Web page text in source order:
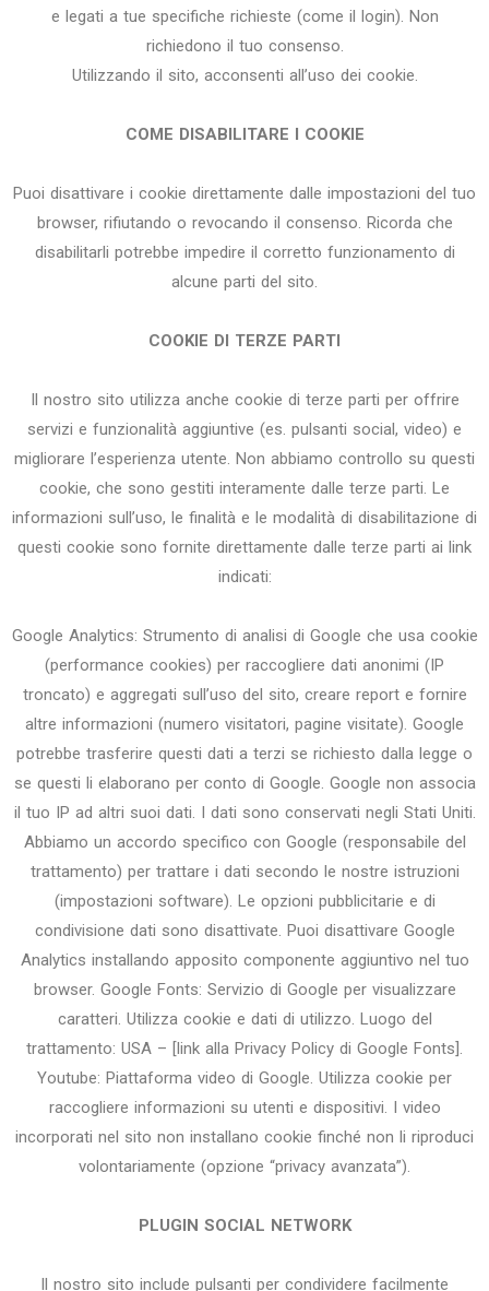
e legati a tue specifiche richieste (come il login). Non
richiedono il tuo consenso.
Utilizzando il sito, acconsenti all’uso dei cookie.
COME DISABILITARE I COOKIE
Puoi disattivare i cookie direttamente dalle impostazioni del tuo
browser, rifiutando o revocando il consenso. Ricorda che
disabilitarli potrebbe impedire il corretto funzionamento di
alcune parti del sito.
COOKIE DI TERZE PARTI
Il nostro sito utilizza anche cookie di terze parti per offrire
servizi e funzionalità aggiuntive (es. pulsanti social, video) e
migliorare l’esperienza utente. Non abbiamo controllo su questi
cookie, che sono gestiti interamente dalle terze parti. Le
informazioni sull’uso, le finalità e le modalità di disabilitazione di
questi cookie sono fornite direttamente dalle terze parti ai link
indicati:
Google Analytics: Strumento di analisi di Google che usa cookie
(performance cookies) per raccogliere dati anonimi (IP
troncato) e aggregati sull’uso del sito, creare report e fornire
altre informazioni (numero visitatori, pagine visitate). Google
potrebbe trasferire questi dati a terzi se richiesto dalla legge o
se questi li elaborano per conto di Google. Google non associa
il tuo IP ad altri suoi dati. I dati sono conservati negli Stati Uniti.
Abbiamo un accordo specifico con Google (responsabile del
trattamento) per trattare i dati secondo le nostre istruzioni
(impostazioni software). Le opzioni pubblicitarie e di
condivisione dati sono disattivate. Puoi disattivare Google
Analytics installando apposito componente aggiuntivo nel tuo
browser. Google Fonts: Servizio di Google per visualizzare
caratteri. Utilizza cookie e dati di utilizzo. Luogo del
trattamento: USA – [link alla Privacy Policy di Google Fonts].
Youtube: Piattaforma video di Google. Utilizza cookie per
raccogliere informazioni su utenti e dispositivi. I video
incorporati nel sito non installano cookie finché non li riproduci
volontariamente (opzione “privacy avanzata”).
PLUGIN SOCIAL NETWORK
Il nostro sito include pulsanti per condividere facilmente